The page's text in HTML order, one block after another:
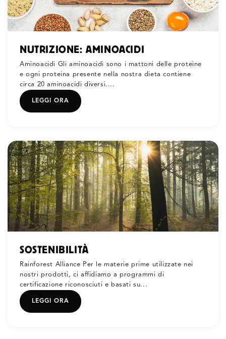
NUTRIZIONE: AMINOACIDI
Aminoacidi Gli aminoacidi sono i mattoni delle proteine
e ogni proteina presente nella nostra dieta contiene
circa 20 aminoacidi diversi....
LEGGI ORA
SOSTENIBILITÀ
Rainforest Alliance Per le materie prime utilizzate nei
nostri prodotti, ci affidiamo a programmi di
certificazione riconosciuti e basati su...
LEGGI ORA